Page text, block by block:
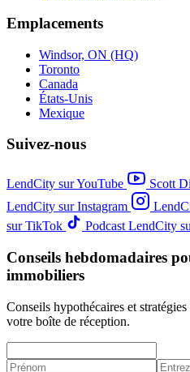
Emplacements
Windsor, ON (HQ)
Toronto
Canada
États-Unis
Mexique
Suivez-nous
LendCity sur YouTube
Scott
LendCity sur Instagram
sur TikTok
Podcast LendCity
Conseils hebdomadaires
immobiliers
Conseils hypothécaires et
votre boîte de réception.